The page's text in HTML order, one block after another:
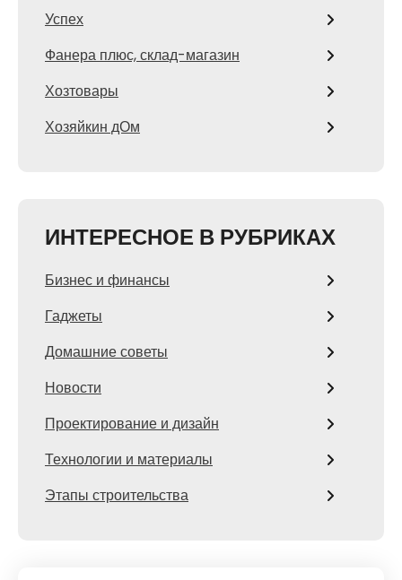
Успех
Фанера плюс, склад-магазин
Хозтовары
Хозяйкин дОм
ИНТЕРЕСНОЕ В РУБРИКАХ
Бизнес и финансы
Гаджеты
Домашние советы
Новости
Проектирование и дизайн
Технологии и материалы
Этапы строительства